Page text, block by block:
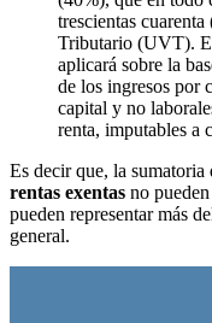
trescientas
Tributario (UVT).
aplicará sobre la
de los ingresos por
capital y no
renta, imputables a
Es decir que, la sumatoria
rentas exentas no
pueden representar más
general.